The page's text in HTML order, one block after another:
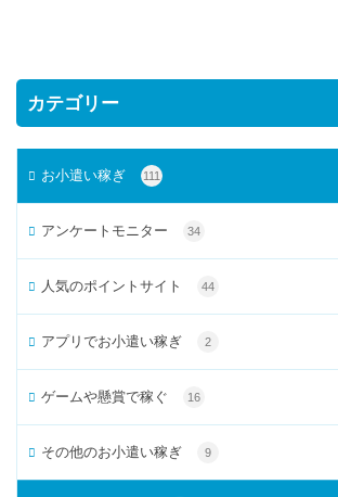
カテゴリー
お小遣い稼ぎ 111
アンケートモニター 34
人気のポイントサイト 44
アプリでお小遣い稼ぎ 2
ゲームや懸賞で稼ぐ 16
その他のお小遣い稼ぎ 9